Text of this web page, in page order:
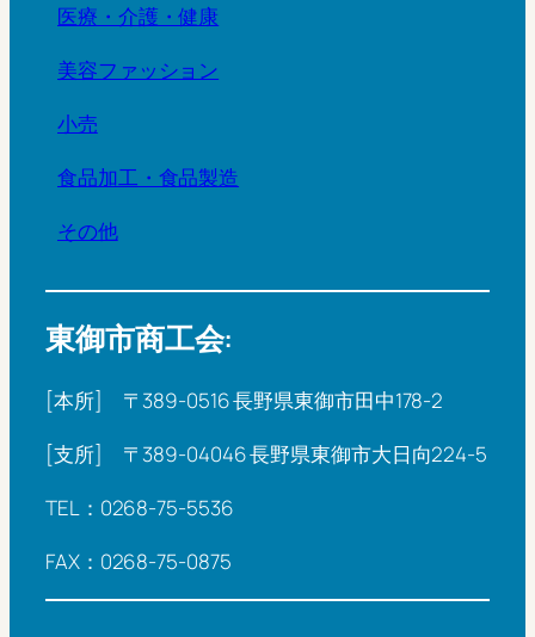
医療・介護・健康
美容ファッション
小売
食品加工・食品製造
その他
東御市商工会:
[本所] 〒389-0516 長野県東御市田中178-2
[支所] 〒389-04046 長野県東御市大日向224-5
TEL：0268-75-5536
FAX：0268-75-0875